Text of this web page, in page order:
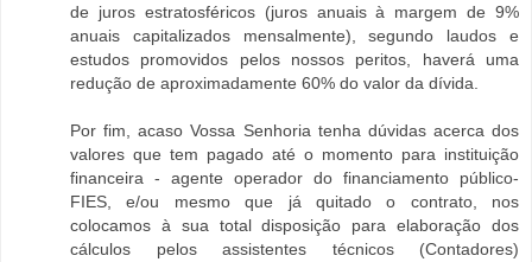
de juros estratosféricos (juros anuais à margem de 9%
anuais capitalizados mensalmente), segundo laudos e
estudos promovidos pelos nossos peritos, haverá uma
redução de aproximadamente 60% do valor da dívida.
Por fim, acaso Vossa Senhoria tenha dúvidas acerca dos
valores que tem pagado até o momento para instituição
financeira - agente operador do financiamento público-
FIES, e/ou mesmo que já quitado o contrato, nos
colocamos à sua total disposição para elaboração dos
cálculos pelos assistentes técnicos (Contadores)